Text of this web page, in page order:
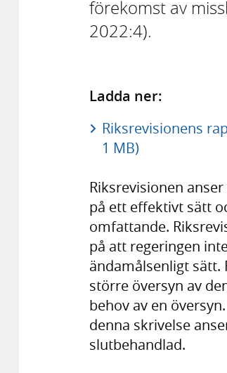
förekomst av
2022:4).
Ladda ner:
Riksrevisionens
1 MB)
Riksrevisionen
på ett effektivt sätt
omfattande.
på att regeringen
ändamålsenligt sätt.
större översyn av
behov av en
denna skrivelse
slutbehandlad.